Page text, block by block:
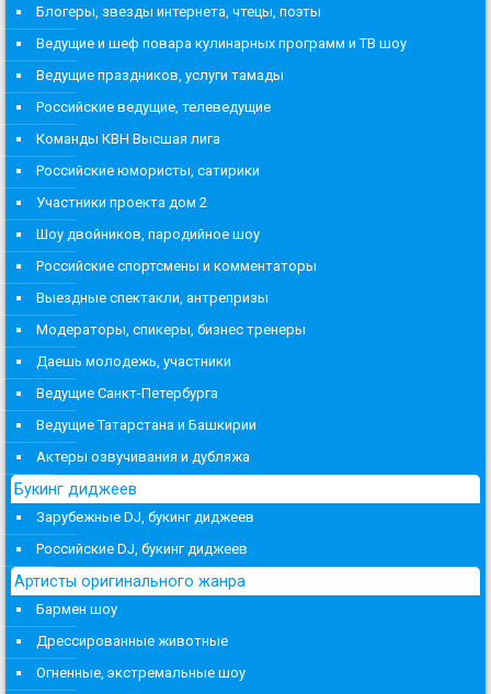
Блогеры, звезды интернета, чтецы, поэты
Ведущие и шеф повара кулинарных программ и ТВ шоу
Ведущие праздников, услуги тамады
Российские ведущие, телеведущие
Команды КВН Высшая лига
Российские юмористы, сатирики
Участники проекта дом 2
Шоу двойников, пародийное шоу
Российские спортсмены и комментаторы
Выездные спектакли, антрепризы
Модераторы, спикеры, бизнес тренеры
Даешь молодежь, участники
Ведущие Санкт-Петербурга
Ведущие Татарстана и Башкирии
Актеры озвучивания и дубляжа
Букинг диджеев
Зарубежные DJ, букинг диджеев
Российские DJ, букинг диджеев
Артисты оригинального жанра
Бармен шоу
Дрессированные животные
Огненные, экстремальные шоу